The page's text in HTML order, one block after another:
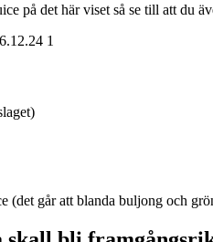
på det här viset så se till att du
(det går att blanda buljong och